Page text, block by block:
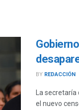
BY REDACCIÓN
La
el nuevo